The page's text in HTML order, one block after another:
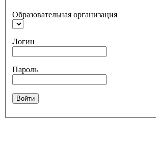
Образовательная организация
Логин
Пароль
Войти